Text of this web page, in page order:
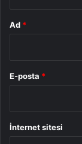
Ad *
E-posta *
İnternet sitesi